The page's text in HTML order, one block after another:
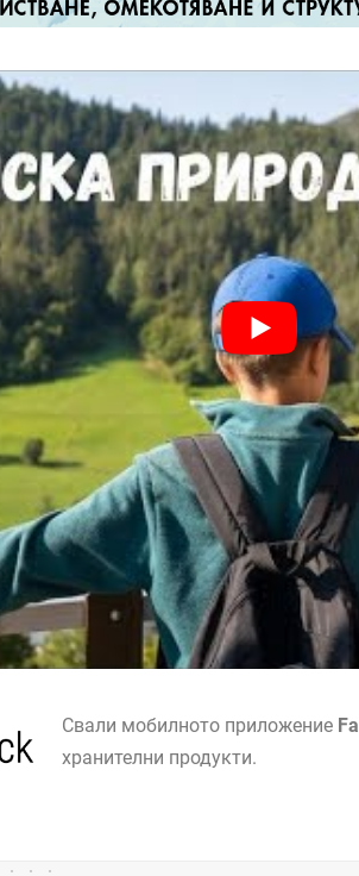
Свали мобилното приложение
хранителни продукти.